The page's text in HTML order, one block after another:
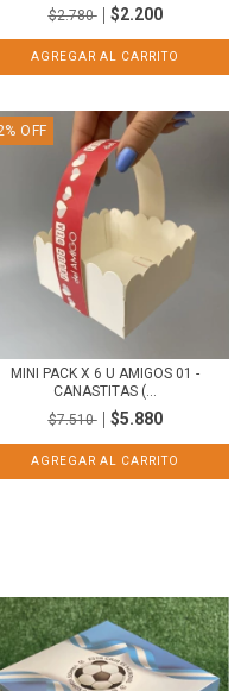
$2.780 $2.200
% OFF
MINI PACK X 6 U AMIGOS 01 -
CANASTITAS (...
$7.510
$5.880